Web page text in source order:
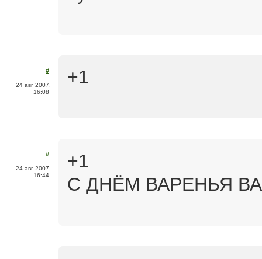
#
24 авг 2007,
16:08
+1
#
24 авг 2007,
16:44
+1
С ДНЁМ ВАРЕНЬЯ